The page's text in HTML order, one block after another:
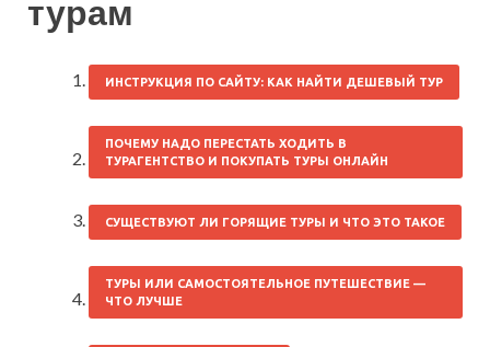
турам
ИНСТРУКЦИЯ ПО САЙТУ: КАК НАЙТИ ДЕШЕВЫЙ ТУР
ПОЧЕМУ НАДО ПЕРЕСТАТЬ ХОДИТЬ В
ТУРАГЕНТСТВО И ПОКУПАТЬ ТУРЫ ОНЛАЙН
СУЩЕСТВУЮТ ЛИ ГОРЯЩИЕ ТУРЫ И ЧТО ЭТО ТАКОЕ
ТУРЫ ИЛИ САМОСТОЯТЕЛЬНОЕ ПУТЕШЕСТВИЕ —
ЧТО ЛУЧШЕ